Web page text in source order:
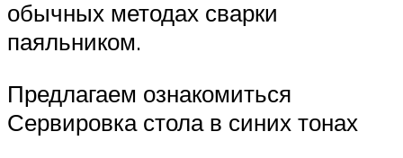
обычных методах сварки
паяльником.
Предлагаем ознакомиться
Сервировка стола в синих тонах